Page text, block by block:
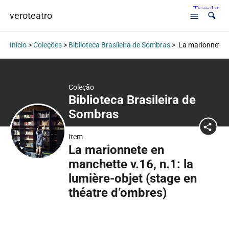
veroteatro
Início>Coleções> Biblioteca Brasileira de Sombras> La marionnete
Coleção
Biblioteca Brasileira de
Sombras
Item
La marionnete en
manchette v.16, n.1: la
lumière-objet (stage en
théatre d’ombres)